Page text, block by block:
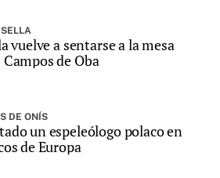
vuelve a sentarse a la mesa
de Oba
DE ONÍS
un espeleólogo polaco en
de Europa